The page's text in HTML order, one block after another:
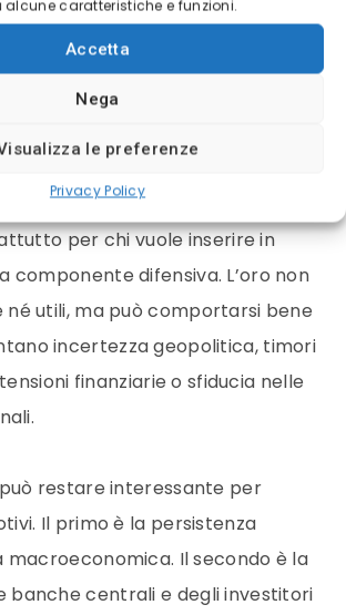
caratteristiche e funzioni.
Accetta
Nega
le preferenze
Privacy Policy
grade sia per strumenti più
PROTEZIONE UTILE SE IL
PIÙ NERVOSO
restano strumenti da considerare
per chi vuole inserire in
componente difensiva. L’oro non
né utili, ma può comportarsi bene
incertezza geopolitica, timori
finanziarie o sfiducia nelle
può restare interessante per
Il primo è la persistenza
macroeconomica. Il secondo è la
banche centrali e degli investitori